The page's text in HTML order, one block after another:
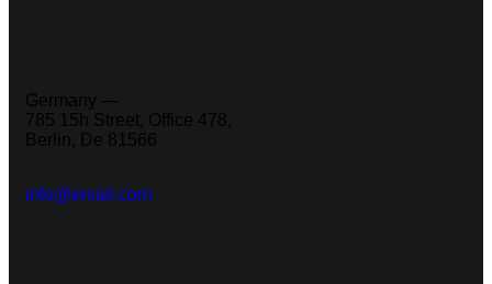
Germany —
785 15h Street, Office 478,
Berlin, De 81566
info@email.com